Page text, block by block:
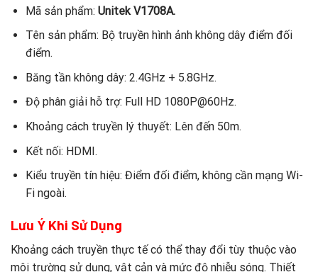
Mã sản phẩm: Unitek V1708A.
Tên sản phẩm: Bộ truyền hình ảnh không dây điểm đối
điểm.
Băng tần không dây: 2.4GHz + 5.8GHz.
Độ phân giải hỗ trợ: Full HD 1080P@60Hz.
Khoảng cách truyền lý thuyết: Lên đến 50m.
Kết nối: HDMI.
Kiểu truyền tín hiệu: Điểm đối điểm, không cần mạng Wi-
Fi ngoài.
Lưu Ý Khi Sử Dụng
Khoảng cách truyền thực tế có thể thay đổi tùy thuộc vào
môi trường sử dụng, vật cản và mức độ nhiễu sóng. Thiết